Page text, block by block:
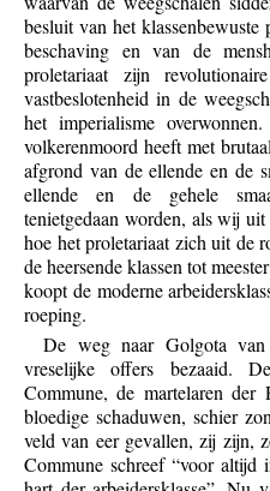
besluit van het
beschaving en van de
proletariaat zijn
vastbeslotenheid in de
het imperialisme
volkerenmoord heeft met
afgrond van de ellende en de
ellende en de gehele
tenietgedaan worden, als wij
hoe het proletariaat zich uit de
de heersende klassen tot
koopt de moderne
roeping.
De weg naar Golgota
vreselijke offers bezaaid.
Commune, de martelaren der
bloedige schaduwen, schier
veld van eer gevallen, zij zijn,
Commune schreef “voor altijd